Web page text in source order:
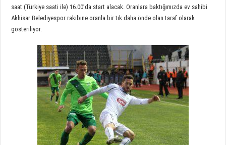
saat (Türkiye saati ile) 16.00’da start alacak. Oranlara baktığımızda ev sahibi
Akhisar Belediyespor rakibine oranla bir tık daha önde olan taraf olarak
gösteriliyor.